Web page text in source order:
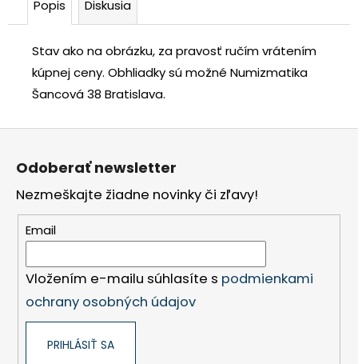
Popis Diskusia
Stav ako na obrázku, za pravosť ručím vrátením
kúpnej ceny. Obhliadky sú možné Numizmatika
Šancová 38 Bratislava.
KREMNICA
Z
Odoberať newsletter
Nezmeškajte žiadne novinky či zľavy!
Email
Vložením e-mailu súhlasíte s podmienkami
ochrany osobných údajov
PRIHLÁSIŤ SA